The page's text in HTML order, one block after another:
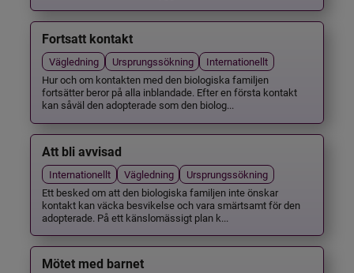
Fortsatt kontakt
Vägledning Ursprungssökning
Internationellt
Hur och om kontakten med den biologiska familjen
fortsätter beror på alla inblandade. Efter en första kontakt
kan såväl den adopterade som den biolog...
Att bli avvisad
Internationellt Vägledning
Ursprungssökning
Ett besked om att den biologiska familjen inte önskar
kontakt kan väcka besvikelse och vara smärtsamt för den
adopterade. På ett känslomässigt plan k...
Mötet med barnet